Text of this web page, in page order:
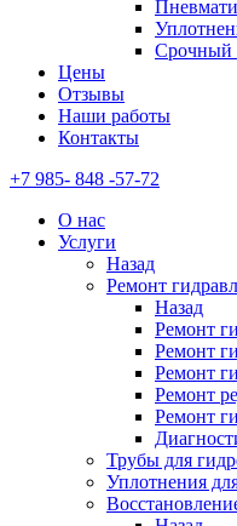
Срочный
Цены
Отзывы
Наши работы
Контакты
+7 985- 848 -57-72
О нас
Услуги
Назад
Ремонт
Назад
Ремонт
Ремонт
Ремонт
Ремонт
Ремонт
Трубы для
Уплотнения